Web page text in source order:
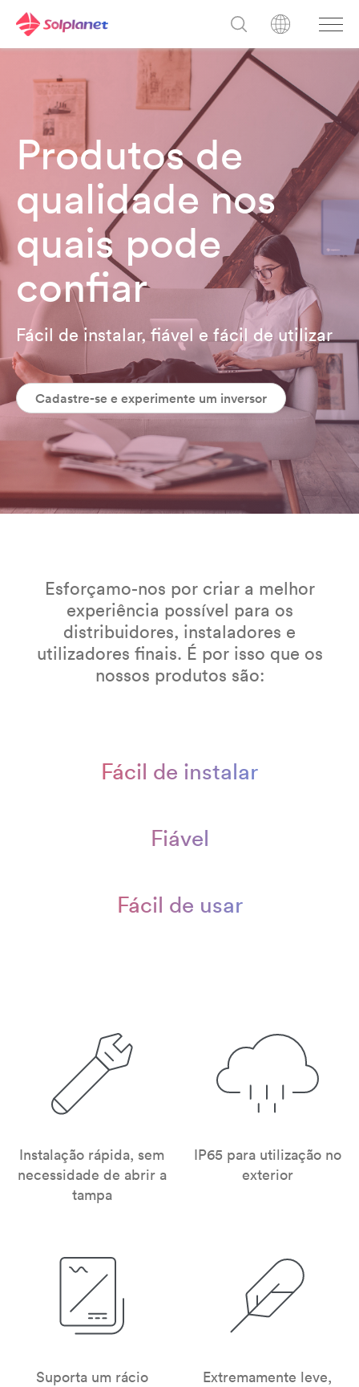
Produtos de
qualidade nos
quais pode
confiar
Fácil de instalar, fiável e fácil de utilizar
Cadastre-se e experimente um inversor
Esforçamo-nos por criar a melhor
experiência possível para os
distribuidores, instaladores e
utilizadores finais. É por isso que os
nossos produtos são:
Fácil de instalar
Fiável
Fácil de usar
Instalação rápida, sem
necessidade de abrir a
tampa
IP65 para utilização no
exterior
Suporta um rácio
Extremamente leve,